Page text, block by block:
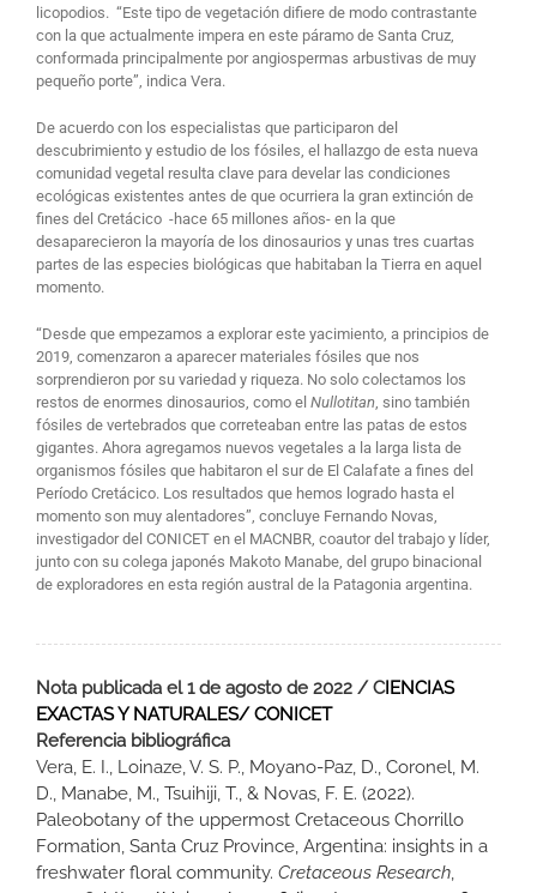
licopodios. “Este tipo de vegetación difiere de modo contrastante
con la que actualmente impera en este páramo de Santa Cruz,
conformada principalmente por angiospermas arbustivas de muy
pequeño porte”, indica Vera.
De acuerdo con los especialistas que participaron del
descubrimiento y estudio de los fósiles, el hallazgo de esta nueva
comunidad vegetal resulta clave para develar las condiciones
ecológicas existentes antes de que ocurriera la gran extinción de
fines del Cretácico -hace 65 millones años- en la que
desaparecieron la mayoría de los dinosaurios y unas tres cuartas
partes de las especies biológicas que habitaban la Tierra en aquel
momento.
“Desde que empezamos a explorar este yacimiento, a principios de
2019, comenzaron a aparecer materiales fósiles que nos
sorprendieron por su variedad y riqueza. No solo colectamos los
restos de enormes dinosaurios, como el Nullotitan, sino también
fósiles de vertebrados que correteaban entre las patas de estos
gigantes. Ahora agregamos nuevos vegetales a la larga lista de
organismos fósiles que habitaron el sur de El Calafate a fines del
Período Cretácico. Los resultados que hemos logrado hasta el
momento son muy alentadores”, concluye Fernando Novas,
investigador del CONICET en el MACNBR, coautor del trabajo y líder,
junto con su colega japonés Makoto Manabe, del grupo binacional
de exploradores en esta región austral de la Patagonia argentina.
Nota publicada el 1 de agosto de 2022 / CIENCIAS
EXACTAS Y NATURALES/ CONICET
Referencia bibliográfica
Vera, E. I., Loinaze, V. S. P., Moyano-Paz, D., Coronel, M.
D., Manabe, M., Tsuihiji, T., & Novas, F. E. (2022).
Paleobotany of the uppermost Cretaceous Chorrillo
Formation, Santa Cruz Province, Argentina: insights in a
freshwater floral community. Cretaceous Research,